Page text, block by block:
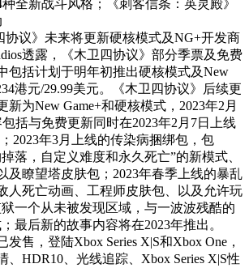
全新战斗风格；《刺客信条：英灵殿》
协议》未来将更新硬核模式及NG+开发商
透露，《木卫四协议》部分季票及免费
包括计划于明年初推出硬核模式及New
港元/29.99美元。《木卫四协议》后续更
新为New Game+和硬核模式，2023年2月
括与免费更新同时在2023年2月7日上线
2023年3月上线的传染病捆绑包，包
落，自定义难度和永久死亡”的新模式、
及瞭望塔皮肤包；2023年春季上线的暴乱
人死亡动画、工程师皮肤包、以及允许玩
一个从未被发现区域，与一波波残酷的
最后新的故事内容将在2023年推出。
发售，登陆Xbox Series X|S和Xbox One，
、HDR10、光线追踪、Xbox Series X|S性